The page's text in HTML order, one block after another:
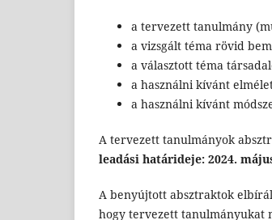
a tervezett tanulmány
a vizsgált téma rövid
a választott téma
a használni kívánt
a használni kívánt
A tervezett tanulmányok
leadási határideje: 2024.
A benyújtott absztraktok
hogy tervezett tanulmányukat